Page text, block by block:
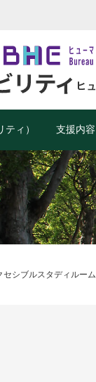
ィ） 支援内容
セシブルスタディルーム